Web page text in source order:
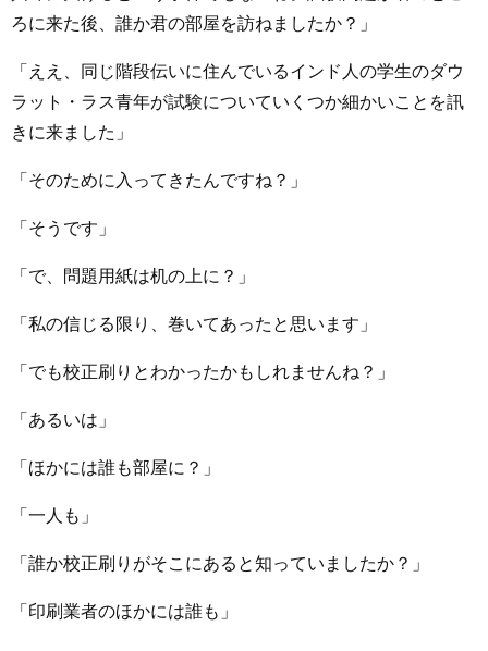
ろに来た後、誰か君の部屋を訪ねましたか？」
「ええ、同じ階段伝いに住んでいるインド人の学生のダウ
ラット・ラス青年が試験についていくつか細かいことを訊
きに来ました」
「そのために入ってきたんですね？」
「そうです」
「で、問題用紙は机の上に？」
「私の信じる限り、巻いてあったと思います」
「でも校正刷りとわかったかもしれませんね？」
「あるいは」
「ほかには誰も部屋に？」
「一人も」
「誰か校正刷りがそこにあると知っていましたか？」
「印刷業者のほかには誰も」